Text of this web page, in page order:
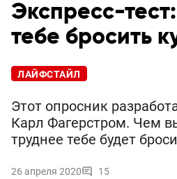
Экспресс-
тебе бросить
ЛАЙФСТАЙЛ
Этот опросник
Карл Фагерстром. Чем
труднее тебе будет
26 апреля 2020 15